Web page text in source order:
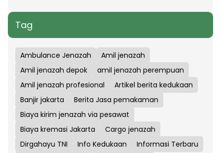
Tag
Ambulance Jenazah
Amil jenazah
Amil jenazah depok
amil jenazah perempuan
Amil jenazah profesional
Artikel berita kedukaan
Banjir jakarta
Berita Jasa pemakaman
Biaya kirim jenazah via pesawat
Biaya kremasi Jakarta
Cargo jenazah
Dirgahayu TNI
Info Kedukaan Informasi Terbaru